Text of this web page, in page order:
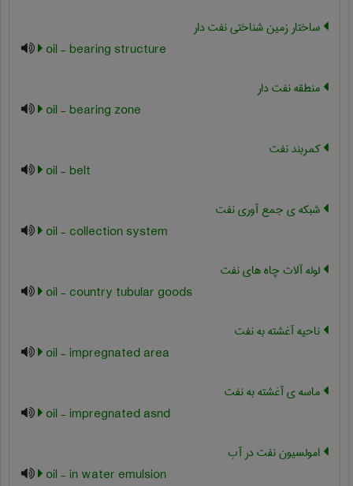
ساختار زمین شناختی نفت دار
oil - bearing structure
منطقه نفت دار
oil - bearing zone
کمربند نفت
oil - belt
شبکه ی جمع آوری نفت
oil - collection system
لوله آلات چاه های نفت
oil - country tubular goods
ناحیه آغشته به نفت
oil - impregnated area
ماسه ی آغشته به نفت
oil - impregnated asnd
امولسیون نفت در آب
oil - in water emulsion